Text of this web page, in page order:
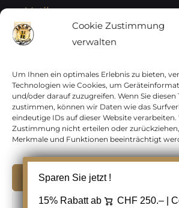
Cookie Zustimmung
verwalten
Um Ihnen ein optimales Erlebnis zu bieten,
Technologien wie Cookies, um
und/oder darauf zuzugreifen. Wenn Sie diesen
zustimmen, können wir Daten wie das
eindeutige IDs auf dieser Website verarbeiten.
Zustimmung nicht erteilen oder
Merkmale und Funktionen beeinträchtigt
Ablehnen
Vatikan
Vereinte Nationen
Vorphilatelie
Zensurbelege Österreich
Zensurbelege Schweiz
Copyright 2012 - 2024 URAY
Sparen Sie jetzt !
15% Rabatt ab CHF 250.– |